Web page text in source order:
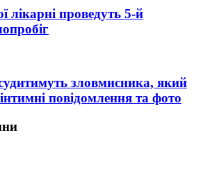
лікарні проведуть 5-й
зловмисника, який
повідомлення та фото